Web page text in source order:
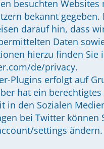
besuchten
bekannt
darauf hin, dass
Daten
hierzu finden Sie
de/privacy.
Plugins erfolgt auf
hat ein
in den Sozialen
bei Twitter können
settings ändern.